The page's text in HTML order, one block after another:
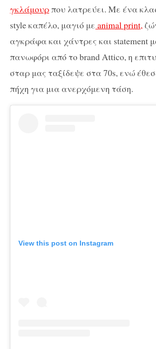
γκλάμουρπου λατρεύει. Με ένα
style καπέλο, μαγιό με animal print,
αγκράφα και χάντρες και statement
πανωφόρι από το brand Attico, η
σταρ μας ταξίδεψε στα 70s, ενώ
πήχη για μια ανερχόμενη τάση.
View this post on Instagram